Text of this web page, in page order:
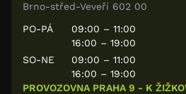
Brno-střed-Veveří 602 00
PO-PÁ
09:00 – 11:00
16:00 – 19:00
SO-NE
09:00 – 11:00
16:00 – 19:00
PROVOZOVNA PRAHA 9 - K